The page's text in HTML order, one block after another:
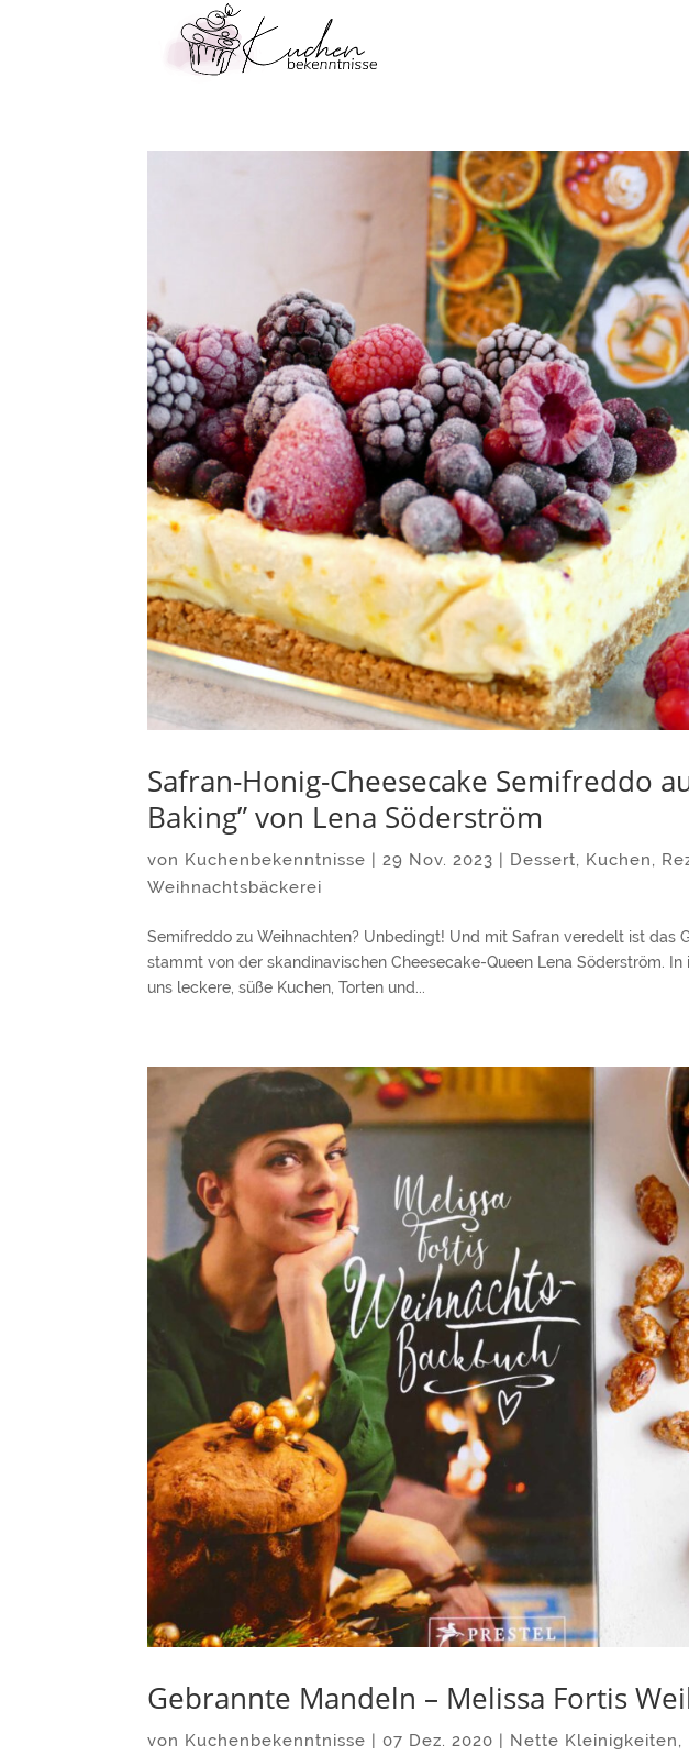
Safran-Honig-Cheesecake Semifreddo
Baking” von Lena Söderström
von Kuchenbekenntnisse |29 Nov. 2023 Dessert, Kuchen,
Weihnachtsbäckerei
Semifreddo zu Weihnachten? Unbedingt! Und mit Safran veredelt ist das
stammt von der skandinavischen Cheesecake-Queen Lena Söderström.
uns leckere, süße Kuchen, Torten und...
Gebrannte Mandeln – Melissa Fortis
von Kuchenbekenntnisse |07 Dez. 2020 | Nette Kleinigkeiten,